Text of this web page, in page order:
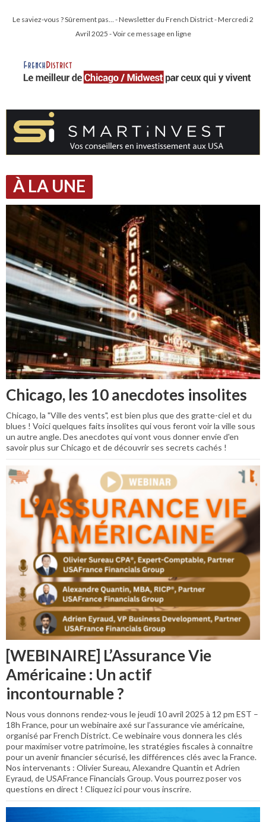
Le saviez-vous ? Sûrement pas… - Newsletter du French District - Mercredi 2
Avril 2025 - Voir ce message en ligne
À LA UNE
Chicago, les 10 anecdotes insolites
Chicago, la "Ville des vents", est bien plus que des gratte-ciel et du
blues ! Voici quelques faits insolites qui vous feront voir la ville sous
un autre angle. Des anecdotes qui vont vous donner envie d'en
savoir plus sur Chicago et de découvrir ses secrets cachés !
[WEBINAIRE] L’Assurance Vie
Américaine : Un actif
incontournable ?
Nous vous donnons rendez-vous le jeudi 10 avril 2025 à 12 pm EST –
18h France, pour un webinaire axé sur l’assurance vie américaine,
organisé par French District. Ce webinaire vous donnera les clés
pour maximiser votre patrimoine, les stratégies fiscales à connaitre
pour un avenir financier sécurisé, les différences clés avec la France.
Nos intervenants : Olivier Sureau, Alexandre Quantin et Adrien
Eyraud, de USAFrance Financials Group. Vous pourrez poser vos
questions en direct ! Cliquez ici pour vous inscrire.